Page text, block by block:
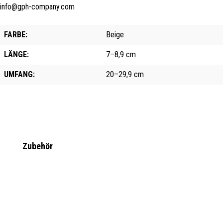
info@gph-company.com
FARBE: Beige
LÄNGE: 7–8,9 cm
UMFANG: 20–29,9 cm
Produktgalerie überspringen
Zubehör